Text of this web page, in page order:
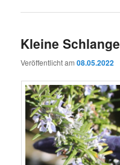
Kleine Schlange
Veröffentlicht am08.05.2022